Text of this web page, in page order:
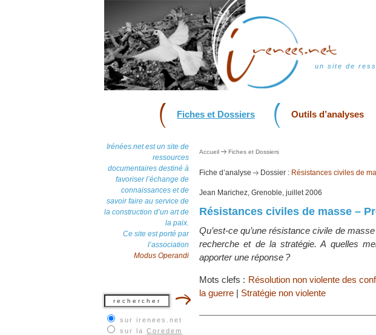
un site de
Fiches et Dossiers Outils d’analyses
Irénées.net est un site de
ressources
documentaires destiné à
favoriser l’échange de
connaissances et de
savoir faire au service de
la construction d’un art de
la paix.
Ce site est porté par
l’association
Modus Operandi
sur irenees.net
sur la Coredem
Accueil Fiches et Dossiers
Fiche d’analyse Dossier : Résistances civiles de
Jean Marichez, Grenoble, juillet 2006
Résistances civiles de masse –
Qu’est-ce qu’une résistance civile de
recherche et de la stratégie. A quelles
apporter une réponse ?
Mots clefs : Résolution non violente des
la guerre | Stratégie non violente